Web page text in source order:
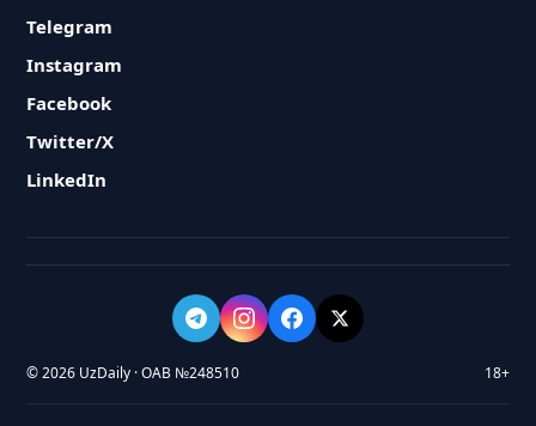
Telegram
Instagram
Facebook
Twitter/X
LinkedIn
© 2026 UzDaily · ОАВ №248510 18+